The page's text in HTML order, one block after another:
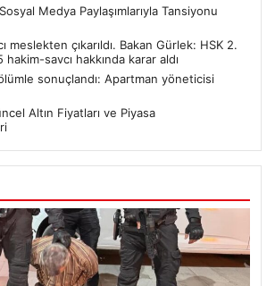
Medya Paylaşımlarıyla Tansiyonu
meslekten çıkarıldı. Bakan Gürlek: HSK 2.
hakim-savcı hakkında karar aldı
sonuçlandı: Apartman yöneticisi
Altın Fiyatları ve Piyasa